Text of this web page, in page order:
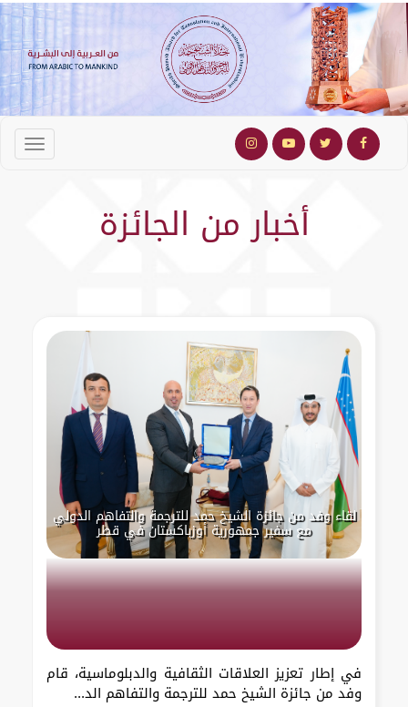
أخبار من الجائزة
لقاء وفد من جائزة الشيخ حمد للترجمة والتفاهم الدولي
مع سفير جمهورية أوزباكستان في قطر
في إطار تعزيز العلاقات الثقافية والدبلوماسية، قام
وفد من جائزة الشيخ حمد للترجمة والتفاهم الد...